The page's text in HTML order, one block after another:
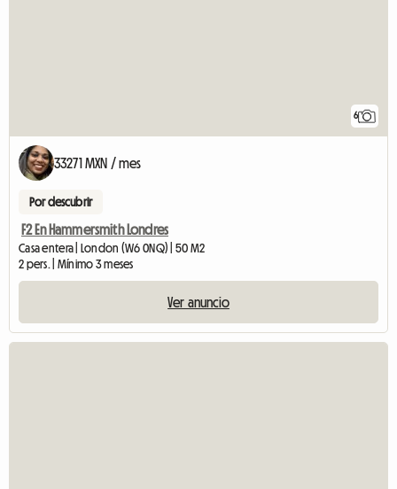
6
33271 MXN / mes
Por descubrir
F2 En Hammersmith Londres
Casa entera | London (W6 0NQ) | 50 M2
2 pers. | Mínimo 3 meses
Ver anuncio